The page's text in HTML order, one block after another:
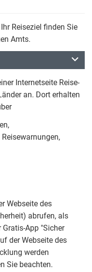
Reiseziel finden Sie
Amts.
Internetseite Reise-
an. Dort erhalten
Webseite des
abrufen, als
App "Sicher
der Webseite des
werden
Sie beachten.